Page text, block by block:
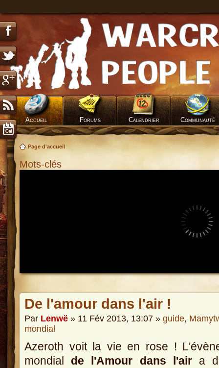
Accueil Forums Calendrier Communauté
Page d'accueil
Mots-clés
De l'amour dans l'air !
Par Lenwë » 11 Fév 2013, 13:07 » guide,
mondial
Azeroth voit la vie en rose !
mondial de l'Amour dans l'aira